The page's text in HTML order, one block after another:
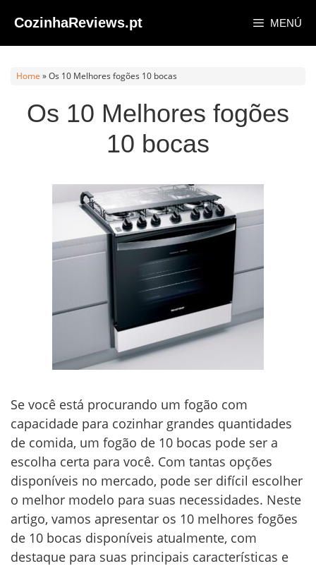
contenido
CozinhaReviews.pt MENÚ
Home »Os 10 Melhores fogões 10 bocas
Os 10 Melhores fogões
10 bocas
Se você está procurando um fogão com
capacidade para cozinhar grandes quantidades
de comida, um fogão de 10 bocas pode ser a
escolha certa para você. Com tantas opções
disponíveis no mercado, pode ser difícil escolher
o melhor modelo para suas necessidades. Neste
artigo, vamos apresentar os 10 melhores fogões
de 10 bocas disponíveis atualmente, com
destaque para suas principais características e